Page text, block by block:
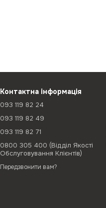
Контактна інформація
093 119 82 24
093 119 82 49
093 119 82 71
0800 305 400 (Відділ Якості
Обслуговування Клієнтів)
Передзвонити вам?